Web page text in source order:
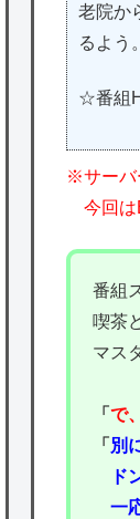
老院か
るよう
☆番
※サーバ
今回は
番組
喫茶
マス
「 で
「 別
ド
一